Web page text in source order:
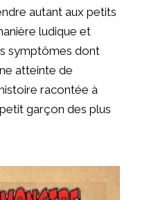
autant aux petits
ludique et
symptômes dont
atteinte de
racontée à
garçon des plus